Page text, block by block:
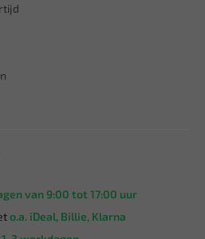
van 9:00 tot 17:00 uur
o.a. iDeal, Billie, Klarna